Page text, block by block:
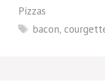
Pizzas
Étiquettes
bacon,